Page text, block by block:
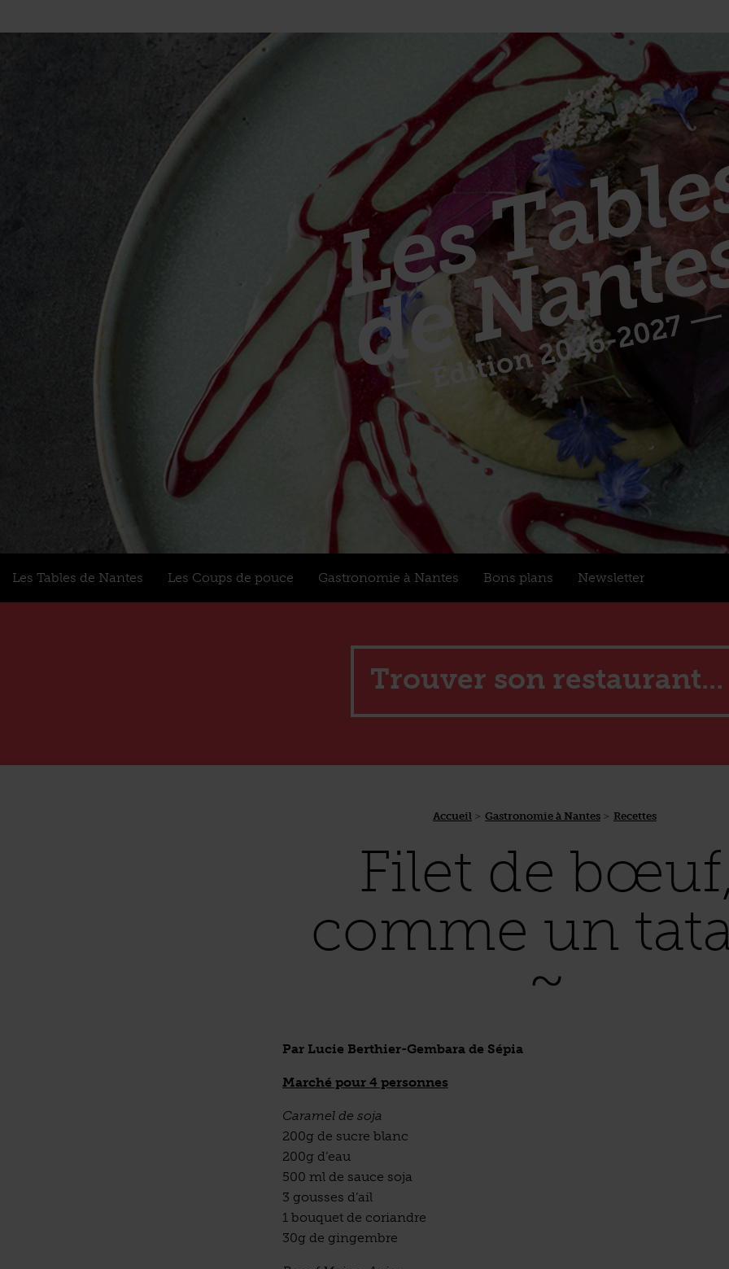
Les Tables de Nantes Les Coups de pouce Gastronomie à Nantes Bons plans Newsletter
Trouver son restaurant...
Accueil Gastronomie à Nantes Recettes
Filet de
comme un
Par Lucie Berthier-Gembara de Sépia
Marché pour 4 personnes
Caramel de soja
200g de sucre blanc
200g d’eau
500 ml de sauce soja
3 gousses d’ail
1 bouquet de coriandre
30g de gingembre